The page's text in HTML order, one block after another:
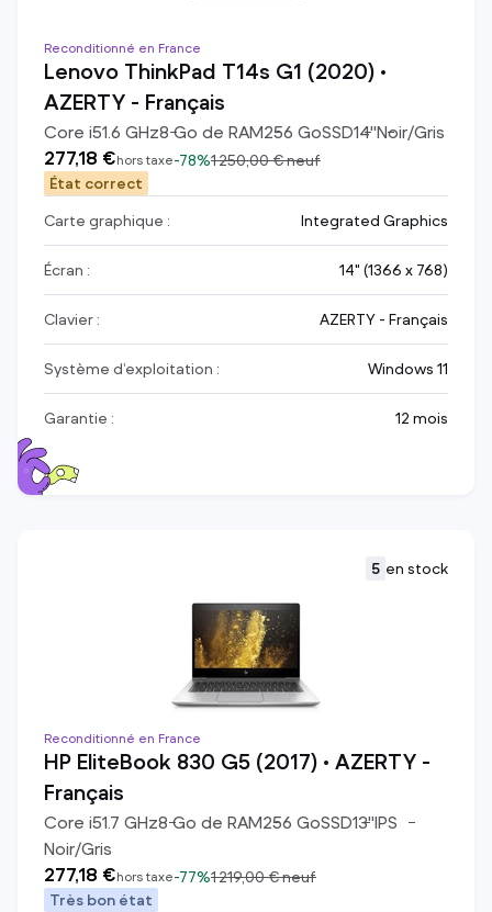
Reconditionné en France
Lenovo ThinkPad T14s G1 (2020) •
AZERTY - Français
Core i51.6 GHz8Go de RAM256 GoSSD14"Noir/Gris
277,18 €hors taxe-78%1 250,00 €neuf
État correct
Carte graphique :
Integrated Graphics
Écran : 14" (1366 x 768)
Clavier : AZERTY - Français
Système d’exploitation : Windows 11
Garantie : 12 mois
5 en stock
Reconditionné en France
HP EliteBook 830 G5 (2017) • AZERTY -
Français
Core i51.7 GHz8Go de RAM256 GoSSD13"IPS
Noir/Gris
277,18 €hors taxe-77%1 219,00 €neuf
Très bon état